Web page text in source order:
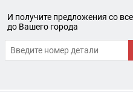
И получите предложения со
до Вашего города